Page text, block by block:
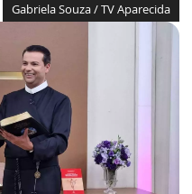
Gabriela Souza / TV Aparecida